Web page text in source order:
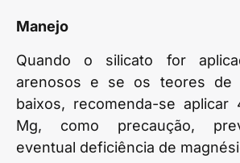
Manejo
Quando o silicato for
arenosos e se os teores de
baixos, recomenda-se
Mg, como precaução,
eventual deficiência de